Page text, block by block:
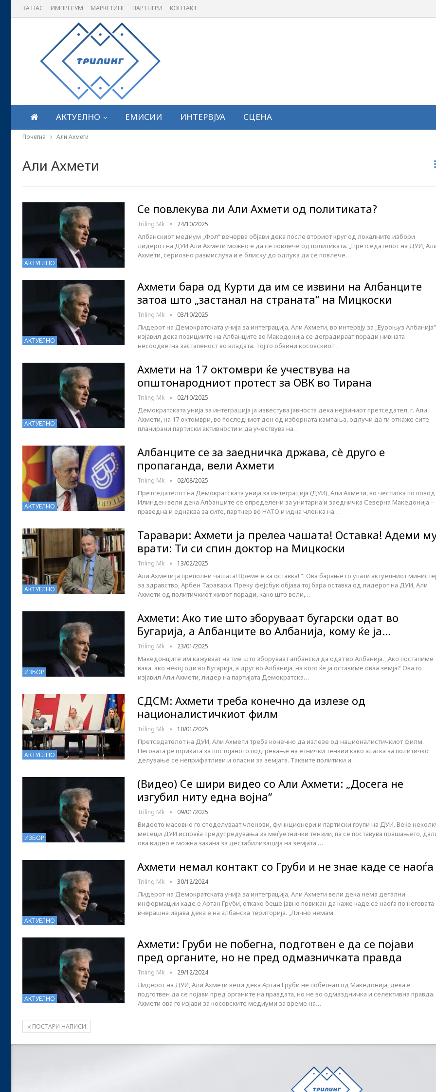
ЗА НАС ИМПРЕСУМ МАРКЕТИНГ ПАРТНЕРИ КОНТАКТ
АКТУЕЛНО ЕМИСИИ ИНТЕРВЈУА СЦЕНА
Почетна Али Ахмети
Али Ахмети
АКТУЕЛНО
Се повлекува ли Али Ахмети од политиката?
Triling Mk 24/10/2025
Албанскиот медиум „Фол“ вечерва објави дека после вториот круг од локалните избори
лидерот на ДУИ Али Ахмети можно е да се повлече од политиката. „Претседателот на ДУИ,
Ахмети, сериозно размислува и е блиску до одлука да се повлече…
АКТУЕЛНО
Ахмети бара од Курти да им се извини на Албанците
затоа што „застанал на страната“ на Мицкоски
Triling Mk 03/10/2025
Лидерот на Демократската унија за интеграција, Али Ахмети, во интервју за „Еуроњуз Албанија“
изјавил дека позициите на Албанците во Македонија се деградираат поради нивната
несоодветна застапеност во владата. Тој го обвини косовскиот…
АКТУЕЛНО
Ахмети на 17 октомври ќе учествува на
општонародниот протест за ОВК во Тирана
Triling Mk 02/10/2025
Демократската унија за интеграција ја известува јавноста дека нејзиниот претседател, г. Али
Ахмети, на 17 октомври, во последниот ден од изборната кампања, одлучи да ги откаже сите
планирани партиски активности и да учествува на…
АКТУЕЛНО
Албанците се за заедничка држава, сè друго е
пропаганда, вели Ахмети
Triling Mk 02/08/2025
Претседателот на Демократската унија за интеграција (ДУИ), Али Ахмети, во честитка по повод
Илинден вели дека Албанците се определени за унитарна и заедничка Северна Македонија –
праведна и еднаква за сите, партнер во НАТО и идна членка на…
АКТУЕЛНО
Таравари: Ахмети ја прелеа чашата! Оставка! Адеми
врати: Ти си спин доктор на Мицкоски
Triling Mk 13/02/2025
Али Ахмети ја преполни чашата! Време е за оставка! “. Ова барање го упати актуелниот
за здравство, Арбен Таравари. Преку фејсбук објава тој бара оставка од лидерот на ДУИ, Али
Ахмети од политичкиот живот поради, како што вели,…
ИЗБОР
Ахмети: Ако тие што зборуваат бугарски одат во
Бугарија, а Албанците во Албанија, кому ќе ја…
Triling Mk 23/01/2025
Македонците им кажуваат на тие што зборуваат албански да одат во Албанија. „Ако постапиме
вака, ако некој оди во Бугарија, а друг во Албанија, на кого ќе ја оставиме оваа земја? Ова го
изјавил Али Ахмети, лидер на партијата Демократска…
АКТУЕЛНО
СДСМ: Ахмети треба конечно да излезе од
националистичкиот филм
Triling Mk 10/01/2025
Претседателот на ДУИ, Али Ахмети треба конечно да излезе од националистичкиот филм.
Неговата реториката за постојаното подгревање на етнички тензии како алатка за политичко
делување се неприфатливи и опасни за земјата. Таквите политики и…
ИЗБОР
(Видео) Се шири видео со Али Ахмети: „Досега не
изгубил ниту една војна“
Triling Mk 09/01/2025
Видеото масовно го споделуваат членови, функционери и партиски групи на ДУИ. Веќе
месеци ДУИ испраќа предупредувања за меѓуетнички тензии, па се поставува прашањето,
ова видео е можна закана за дестабилизација на земјата.…
АКТУЕЛНО
Ахмети немал контакт со Груби и не знае каде се наоѓа
Triling Mk 30/12/2024
Лидерот на Демократската унија за интеграција, Али Ахмети вели дека нема детални
информации каде e Артан Груби, откако беше јавно повикан да каже каде се наоѓа по неговата
вчерашна изјава дека е на албанска територија. „Лично немам…
АКТУЕЛНО
Ахмети: Груби не побегна, подготвен е да се појави
пред органите, но не пред одмазничката правда
Triling Mk 29/12/2024
Лидерот на ДУИ, Али Ахмети вели дека Артан Груби не побегнал од Македонија, дека е
подготвен да се појави пред органите на правдата, но не во одмаздничка и селективна правда.
Ахмети ова го изјави за косовските медиуми за време на…
ПОСТАРИ НАПИСИ